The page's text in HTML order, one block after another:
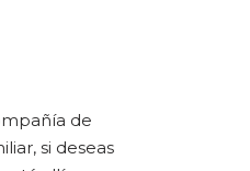
de
si deseas